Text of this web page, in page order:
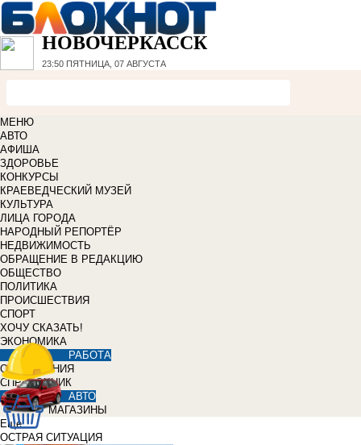
НОВОЧЕРКАССК
23:50 ПЯТНИЦА, 07 АВГУСТА
МЕНЮ
АВТО
АФИША
ЗДОРОВЬЕ
КОНКУРСЫ
КРАЕВЕДЧЕСКИЙ МУЗЕЙ
КУЛЬТУРА
ЛИЦА ГОРОДА
НАРОДНЫЙ РЕПОРТЁР
НЕДВИЖИМОСТЬ
ОБРАЩЕНИЕ В РЕДАКЦИЮ
ОБЩЕСТВО
ПОЛИТИКА
ПРОИСШЕСТВИЯ
СПОРТ
ХОЧУ СКАЗАТЬ!
ЭКОНОМИКА
РАБОТА
ОБЪЯВЛЕНИЯ
СПРАВОЧНИК
АВТО
МАГАЗИНЫ
Еще
ОСТРАЯ СИТУАЦИЯ